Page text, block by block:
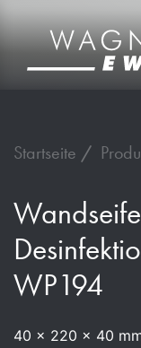
Startseite
WP194
40 x 220 x 40